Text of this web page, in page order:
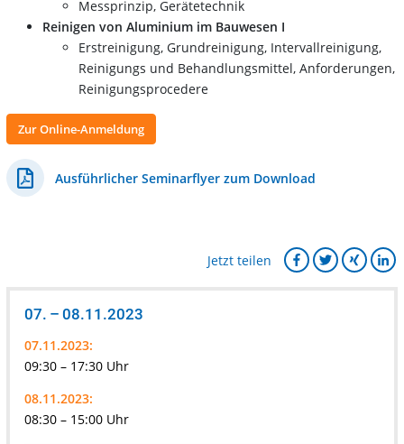
Messprinzip, Gerätetechnik
Reinigen von Aluminium im Bauwesen I
Erstreinigung, Grundreinigung, Intervallreinigung,
Reinigungs und Behandlungsmittel, Anforderungen,
Reinigungsprocedere
Zur Online-Anmeldung
Ausführlicher Seminarflyer zum Download
Jetzt teilen
07. – 08.11.2023
07.11.2023:
09:30 – 17:30 Uhr
08.11.2023:
08:30 – 15:00 Uhr